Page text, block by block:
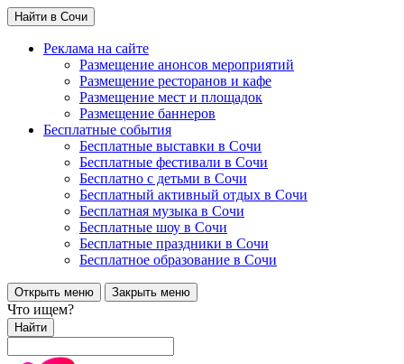
Найти в Сочи
Реклама на сайте
Размещение анонсов мероприятий
Размещение ресторанов и кафе
Размещение мест и площадок
Размещение баннеров
Бесплатные события
Бесплатные выставки в Сочи
Бесплатные фестивали в Сочи
Бесплатно с детьми в Сочи
Бесплатный активный отдых в Сочи
Бесплатная музыка в Сочи
Бесплатные шоу в Сочи
Бесплатные праздники в Сочи
Бесплатное образование в Сочи
Открыть меню Закрыть меню
Что ищем?
Найти